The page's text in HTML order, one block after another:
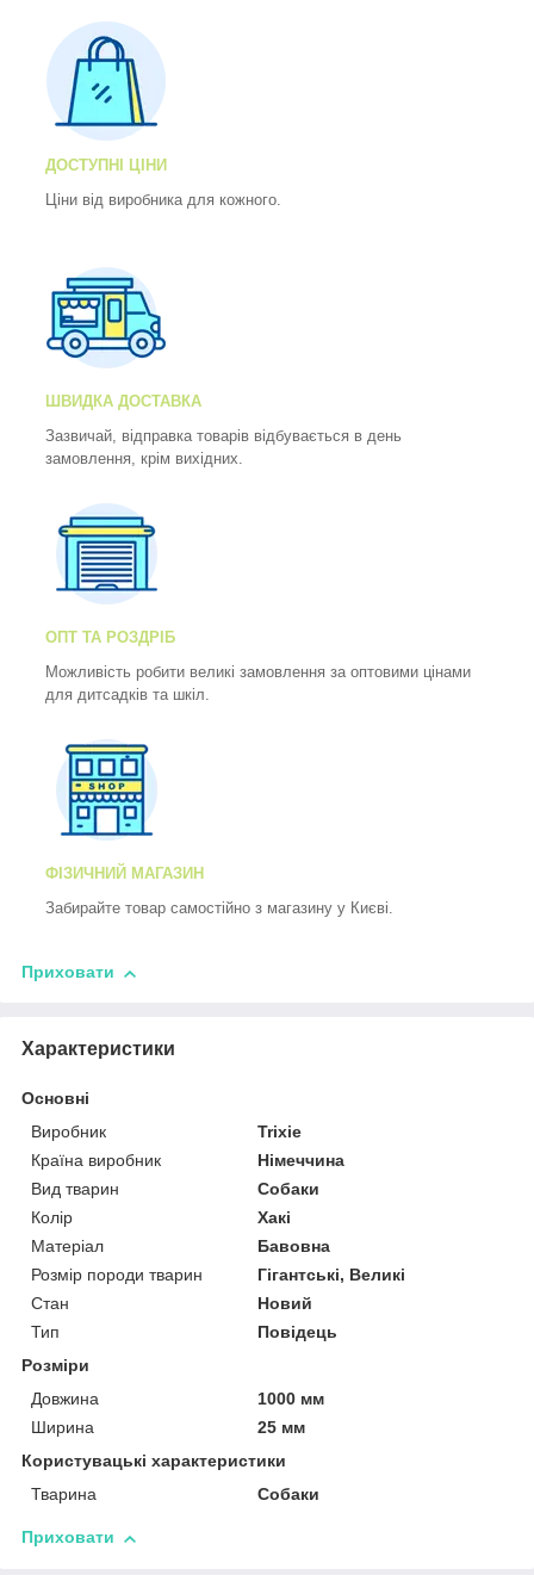
ДОСТУПНІ ЦІНИ
Ціни від виробника для кожного.
ШВИДКА ДОСТАВКА
Зазвичай, відправка товарів відбувається в день
замовлення, крім вихідних.
ОПТ ТА РОЗДРІБ
Можливість робити великі замовлення за оптовими цінами
для дитсадків та шкіл.
ФІЗИЧНИЙ МАГАЗИН
Забирайте товар самостійно з магазину у Києві.
Приховати
Характеристики
Основні
Виробник
Trixie
Країна виробник
Німеччина
Вид тварин
Собаки
Колір
Хакі
Матеріал
Бавовна
Розмір породи тварин
Гігантські, Великі
Стан
Новий
Тип
Повідець
Розміри
Довжина
1000 мм
Ширина
25 мм
Користувацькі характеристики
Тварина
Собаки
Приховати